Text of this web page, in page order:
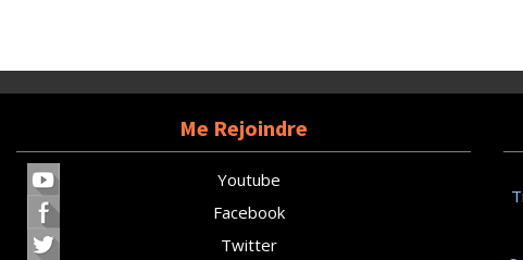
Me Rejoindre
Youtube
Facebook
Twitter